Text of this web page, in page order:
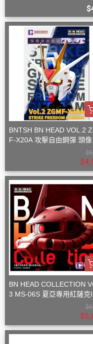
BNTSH BN HEAD VOL.2
F-X20A 攻擊自由鋼彈 頭像
BN HEAD COLLECTION
3 MS-06S 夏亞專用紅薩克